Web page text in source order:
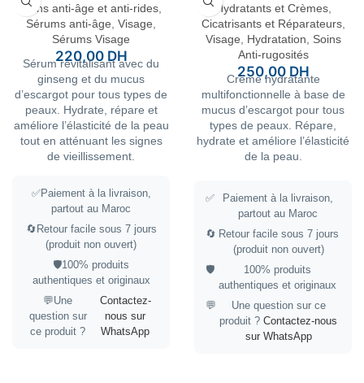
Soins anti-âge et anti-rides
Sérums anti-âge Visage
Sérums Visage
220,00 DH
Sérum revitalisant avec du
ginseng et du mucus
d’escargot pour tous types de
peaux. Hydrate, répare et
améliore l’élasticité de la peau
tout en atténuant les signes
de vieillissement.
✅Paiement à la livraison,
partout au Maroc
🔄Retour facile sous 7 jours
(produit non ouvert)
🛡️100% produits
authentiques et originaux
💬Une
question sur
ce produit ?
Contactez-
nous sur
WhatsApp
Hydratants et Crèmes,
Cicatrisants et Réparateurs,
Visage
Hydratation
Soins
Anti-rugosités
250,00 DH
Crème hydratante
multifonctionnelle à base de
mucus d’escargot pour tous
types de peaux. Répare,
hydrate et améliore l’élasticité
de la peau.
✅
Paiement à la livraison,
partout au Maroc
🔄 Retour facile sous 7 jours
(produit non ouvert)
🛡️
100% produits
authentiques et originaux
💬
Une question sur ce
produit ? Contactez-nous
sur WhatsApp